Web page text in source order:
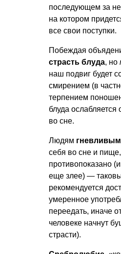
последующем за
на котором
все свои поступки.
Побеждая
страсть блуда, но
наш подвиг будет
смирением (в
терпением
блуда ослабляется
во сне.
Людям гневливым
себя во сне и
противопоказано
еще злее) —
рекомендуется
умеренное
переедать, иначе
человеке начнут
страсти).